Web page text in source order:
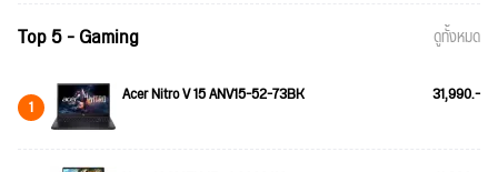
Top 5 - Gaming ดูทั้งหมด
1 Acer Nitro V 15 ANV15-52-73BK 31,990.-